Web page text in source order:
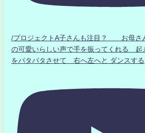
/プロジェクトA子さんも注目？ お母さ
の可愛いらしい声で手を振ってくれる 起
をパタパタさせて 右へ左へと ダンスする